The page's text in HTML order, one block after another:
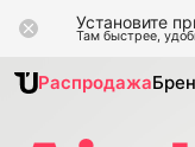
Установите
Там быстрее,
Распродажа